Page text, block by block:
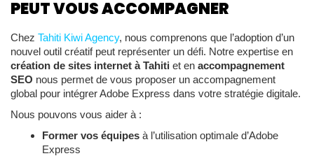
PEUT VOUS ACCOMPAGNER
Chez Tahiti Kiwi Agency, nous comprenons que l’adoption d’un
nouvel outil créatif peut représenter un défi. Notre expertise en
création de sites internet à Tahiti et en accompagnement
SEO nous permet de vous proposer un accompagnement
global pour intégrer Adobe Express dans votre stratégie digitale.
Nous pouvons vous aider à :
Former vos équipes à l’utilisation optimale d’Adobe
Express